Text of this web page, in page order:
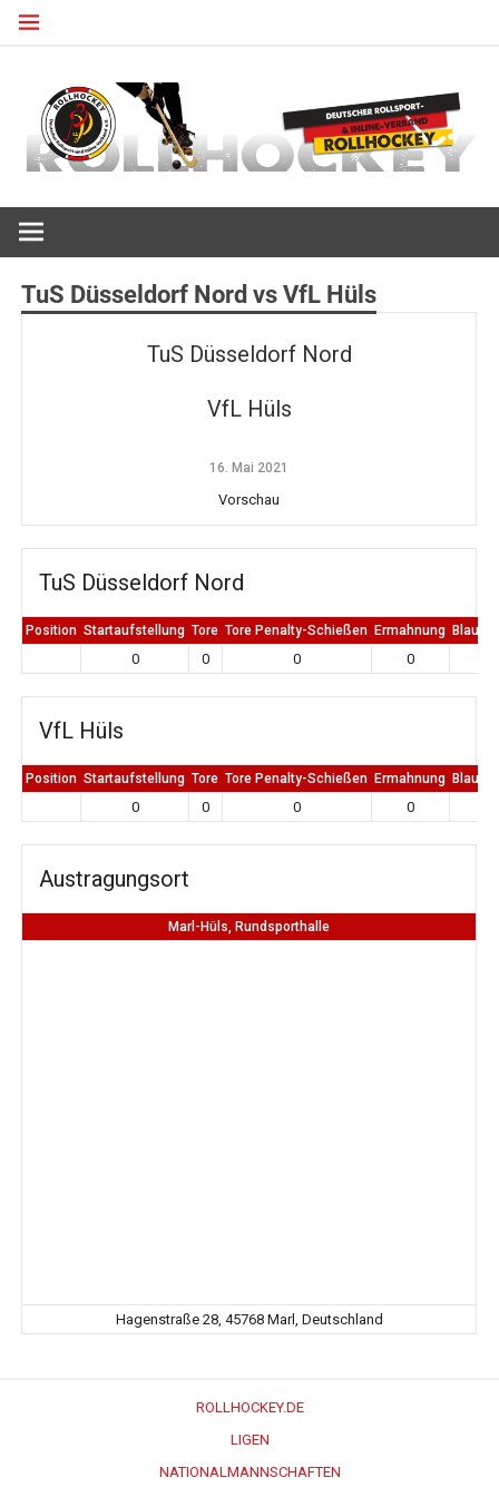
Zum
TuS Düsseldorf Nord vs VfL Hüls
TuS Düsseldorf Nord
VfL Hüls
16. Mai 2021
Vorschau
TuS Düsseldorf Nord
Position Startaufstellung Tore Tore Penalty-Schießen Ermahnung Blaue
0 0 0 0
VfL Hüls
Position Startaufstellung Tore Tore Penalty-Schießen Ermahnung Blaue
0 0 0 0
Austragungsort
Marl-Hüls, Rundsporthalle
Hagenstraße 28, 45768 Marl, Deutschland
ROLLHOCKEY.DE
LIGEN
NATIONALMANNSCHAFTEN